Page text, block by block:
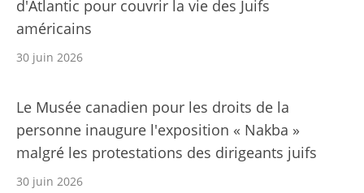
d'Atlantic pour couvrir la vie des Juifs
américains
30 juin 2026
Le Musée canadien pour les droits de la
personne inaugure l'exposition « Nakba »
malgré les protestations des dirigeants juifs
30 juin 2026